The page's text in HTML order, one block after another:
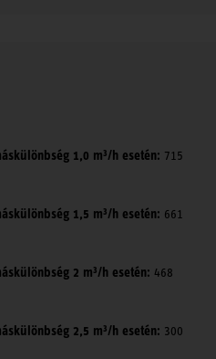
1,0 m³/h esetén: 715
1,5 m³/h esetén: 661
2 m³/h esetén: 468
2,5 m³/h esetén: 300